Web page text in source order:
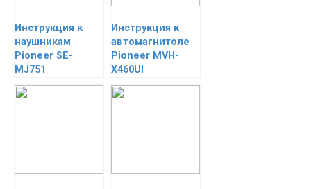
Инструкция к
наушникам
Pioneer SE-
MJ751
Инструкция к
автомагнитоле
Pioneer MVH-
X460UI